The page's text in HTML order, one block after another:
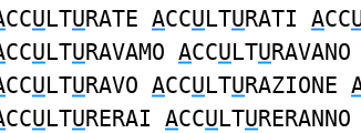
CCULTURATE ACCULTURATI ACC
CCULTURAVAMO ACCULTURAVANO
CCULTURAVO ACCULTURAZIONE
CCULTURERAI ACCULTURERANNO